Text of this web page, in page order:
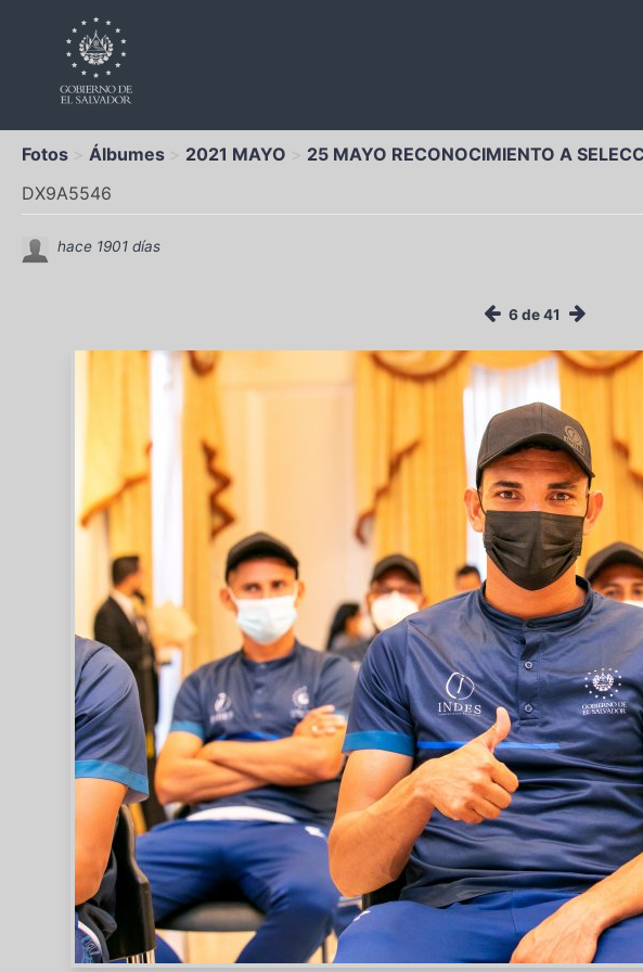
Fotos Álbumes 2021 MAYO 25 MAYO RECONOCIMIENTO A
DX9A5546
hace 1901 días
6 de 41